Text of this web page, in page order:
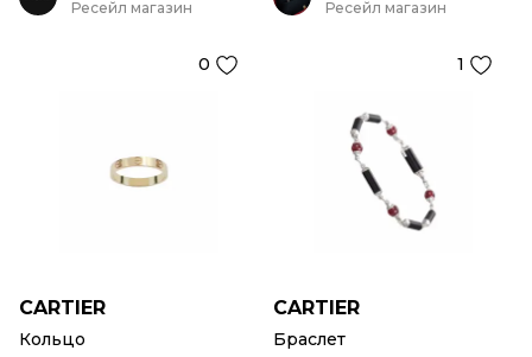
Ресейл магазин
0
CARTIER
Кольцо
Ресейл магазин
1
CARTIER
Браслет